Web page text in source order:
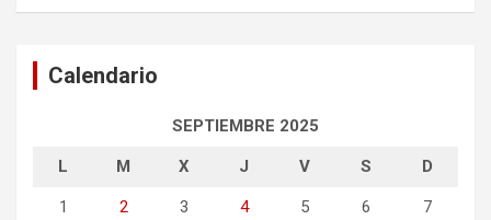
Calendario
SEPTIEMBRE 2025
L M X J V S D
1 2 3 4 5 6 7